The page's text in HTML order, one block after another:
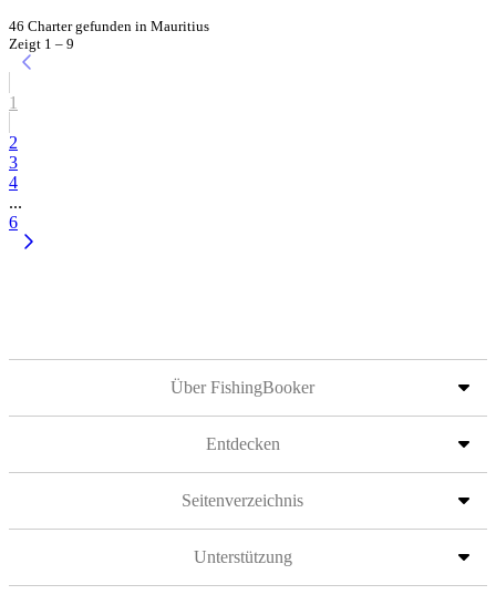
46 Charter gefunden in Mauritius
Zeigt 1 – 9
1
2
3
4
...
6
Über FishingBooker
Entdecken
Seitenverzeichnis
Unterstützung